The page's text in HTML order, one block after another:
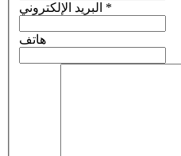
*
هاتف